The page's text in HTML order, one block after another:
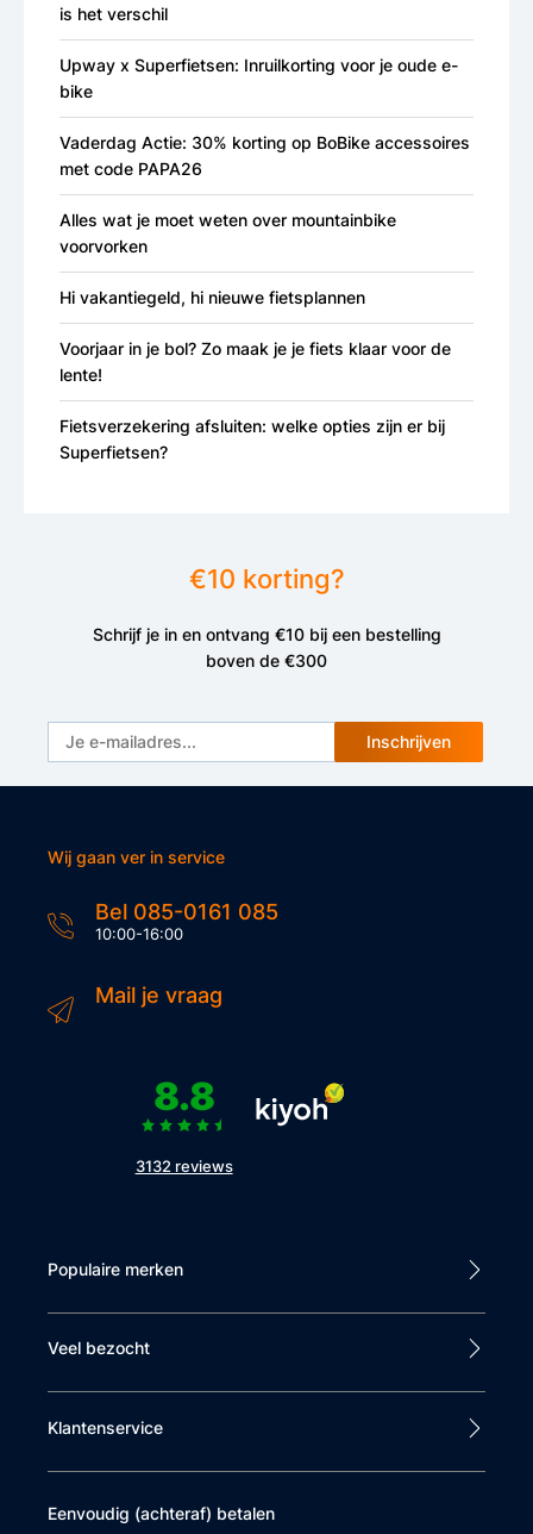
is het verschil
Upway x Superfietsen: Inruilkorting voor je oude e-
bike
Vaderdag Actie: 30% korting op BoBike accessoires
met code PAPA26
Alles wat je moet weten over mountainbike
voorvorken
Hi vakantiegeld, hi nieuwe fietsplannen
Voorjaar in je bol? Zo maak je je fiets klaar voor de
lente!
Fietsverzekering afsluiten: welke opties zijn er bij
Superfietsen?
€10 korting?
Schrijf je in en ontvang €10 bij een bestelling
boven de €300
Inschrijven
Wij gaan ver in service
Bel 085-0161 085
10:00-16:00
Mail je vraag
8.8
3132 reviews
Populaire merken
Veel bezocht
Klantenservice
Eenvoudig (achteraf) betalen